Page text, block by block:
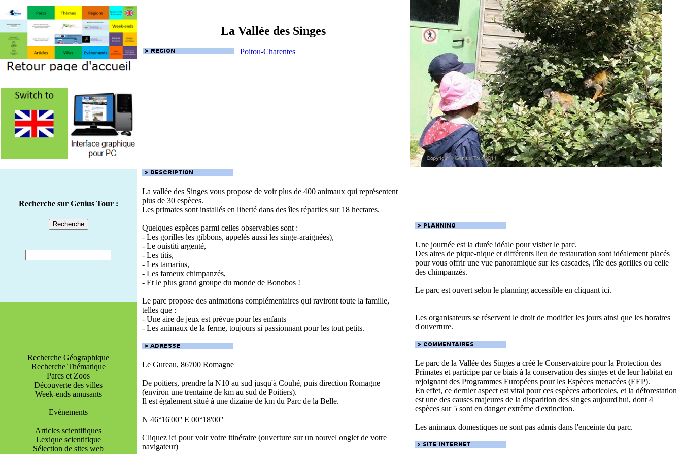
La Vallée des Singes
Poitou-Charentes
Recherche sur Genius Tour :
La vallée des Singes vous propose de voir plus de 400 animaux qui représentent
plus de 30 espèces.
Les primates sont installés en liberté dans des îles réparties sur 18 hectares.
Quelques espèces parmi celles observables sont :
- Les gorilles les gibbons, appelés aussi les singe-araignées),
- Le ouistiti argenté,
- Les titis,
- Les tamarins,
- Les fameux chimpanzés,
- Et le plus grand groupe du monde de Bonobos !
Le parc propose des animations complémentaires qui raviront toute la famille,
telles que :
- Une aire de jeux est prévue pour les enfants
- Les animaux de la ferme, toujours si passionnant pour les tout petits.
Le Gureau, 86700 Romagne
De poitiers, prendre la N10 au sud jusqu'à Couhé, puis direction Romagne
(environ une trentaine de km au sud de Poitiers).
Il est également situé à une dizaine de km du Parc de la Belle.
N 46°16'00'' E 00°18'00''
Cliquez ici pour voir votre itinéraire (ouverture sur un nouvel onglet de votre
navigateur)
Une journée est la durée idéale pour visiter le parc.
Des aires de pique-nique et différents lieu de restauration sont idéalement placés
pour vous offrir une vue panoramique sur les cascades, l'île des gorilles ou celle
des chimpanzés.
Le parc est ouvert selon le planning accessible en cliquant ici.
Les organisateurs se réservent le droit de modifier les jours ainsi que les horaires
d'ouverture.
Le parc de la Vallée des Singes a créé le Conservatoire pour la Protection des
Primates et participe par ce biais à la conservation des singes et de leur habitat en
rejoignant des Programmes Européens pour les Espèces menacées (EEP).
En effet, ce dernier aspect est vital pour ces espèces arboricoles, et la déforestation
est une des causes majeures de la disparition des singes aujourd'hui, dont 4
espèces sur 5 sont en danger extrême d'extinction.
Les animaux domestiques ne sont pas admis dans l'enceinte du parc.
Recherche Géographique
Recherche Thématique
Parcs et Zoos
Découverte des villes
Week-ends amusants
Evénements
Articles scientifiques
Lexique scientifique
Sélection de sites web